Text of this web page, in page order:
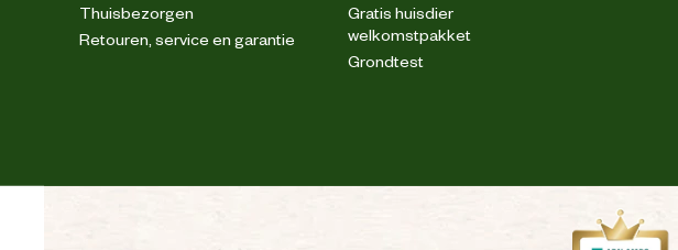
Thuisbezorgen
Retouren, service en garantie
Gratis huisdier
welkomstpakket
Grondtest